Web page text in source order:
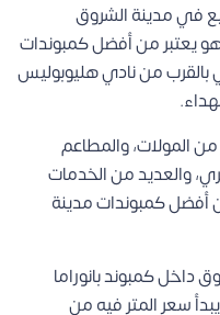
في مدينة الشروق
يعتبر من أفضل كمبوندات
بالقرب من نادي هليوبوليس
المولات، والمطاعم
والعديد من الخدمات
أفضل كمبوندات مدينة
داخل كمبوند بانوراما
سعر المتر فيه من